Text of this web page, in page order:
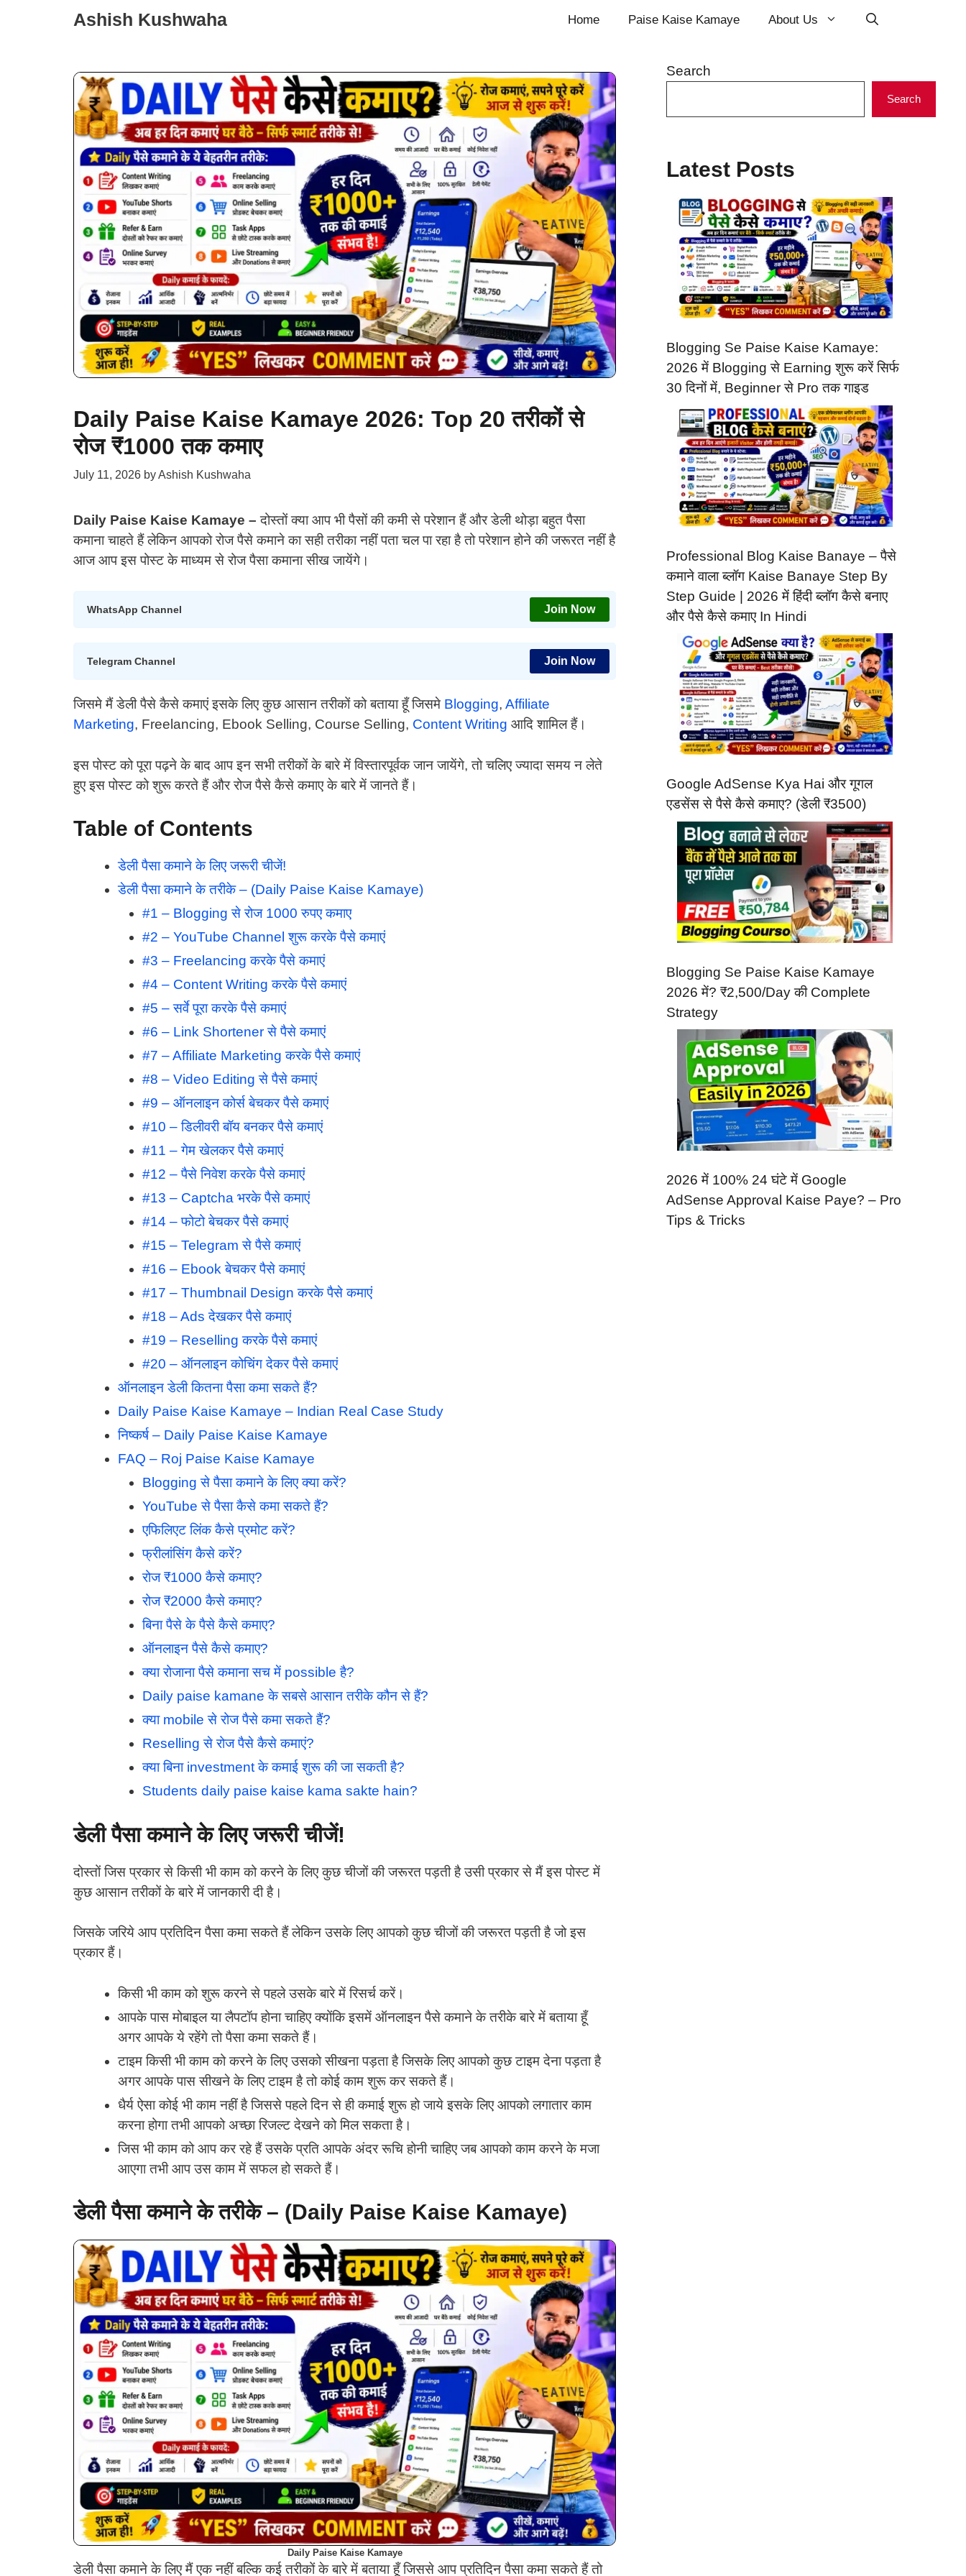
Ashish Kushwaha Home Paise Kaise Kamaye About Us
Daily Paise Kaise Kamaye 2026: Top 20 तरीकों से
रोज ₹1000 तक कमाए
July 11, 2026 byAshish Kushwaha
Daily Paise Kaise Kamaye –दोस्तों क्या आप भी पैसों की कमी से परेशान हैं और डेली थोड़ा बहुत पैसा
कमाना चाहते हैं लेकिन आपको रोज पैसे कमाने का सही तरीका नहीं पता चल पा रहा है तो परेशान होने की जरूरत नहीं है
आज आप इस पोस्ट के माध्यम से रोज पैसा कमाना सीख जायेंगे।
WhatsApp Channel Join Now
Telegram Channel Join Now
जिसमे मैं डेली पैसे कैसे कमाएं इसके लिए कुछ आसान तरीकों को बताया हूँ जिसमे Blogging, Affiliate
Marketing, Freelancing, Ebook Selling, Course Selling, Content Writing आदि शामिल हैं।
इस पोस्ट को पूरा पढ़ने के बाद आप इन सभी तरीकों के बारे में विस्तारपूर्वक जान जायेंगे, तो चलिए ज्यादा समय न लेते
हुए इस पोस्ट को शुरू करते हैं और रोज पैसे कैसे कमाए के बारे में जानते हैं।
Table of Contents
डेली पैसा कमाने के लिए जरूरी चीजें!
डेली पैसा कमाने के तरीके – (Daily Paise Kaise Kamaye)
#1 – Blogging से रोज 1000 रुपए कमाए
#2 – YouTube Channel शुरू करके पैसे कमाएं
#3 – Freelancing करके पैसे कमाएं
#4 – Content Writing करके पैसे कमाएं
#5 – सर्वे पूरा करके पैसे कमाएं
#6 – Link Shortener से पैसे कमाएं
#7 – Affiliate Marketing करके पैसे कमाएं
#8 – Video Editing से पैसे कमाएं
#9 – ऑनलाइन कोर्स बेचकर पैसे कमाएं
#10 – डिलीवरी बॉय बनकर पैसे कमाएं
#11 – गेम खेलकर पैसे कमाएं
#12 – पैसे निवेश करके पैसे कमाएं
#13 – Captcha भरके पैसे कमाएं
#14 – फोटो बेचकर पैसे कमाएं
#15 – Telegram से पैसे कमाएं
#16 – Ebook बेचकर पैसे कमाएं
#17 – Thumbnail Design करके पैसे कमाएं
#18 – Ads देखकर पैसे कमाएं
#19 – Reselling करके पैसे कमाएं
#20 – ऑनलाइन कोचिंग देकर पैसे कमाएं
ऑनलाइन डेली कितना पैसा कमा सकते हैं?
Daily Paise Kaise Kamaye – Indian Real Case Study
निष्कर्ष – Daily Paise Kaise Kamaye
FAQ – Roj Paise Kaise Kamaye
Blogging से पैसा कमाने के लिए क्या करें?
YouTube से पैसा कैसे कमा सकते हैं?
एफिलिएट लिंक कैसे प्रमोट करें?
फ्रीलांसिंग कैसे करें?
रोज ₹1000 कैसे कमाए?
रोज ₹2000 कैसे कमाए?
बिना पैसे के पैसे कैसे कमाए?
ऑनलाइन पैसे कैसे कमाए?
क्या रोजाना पैसे कमाना सच में possible है?
Daily paise kamane के सबसे आसान तरीके कौन से हैं?
क्या mobile से रोज पैसे कमा सकते हैं?
Reselling से रोज पैसे कैसे कमाएं?
क्या बिना investment के कमाई शुरू की जा सकती है?
Students daily paise kaise kama sakte hain?
डेली पैसा कमाने के लिए जरूरी चीजें!
दोस्तों जिस प्रकार से किसी भी काम को करने के लिए कुछ चीजों की जरूरत पड़ती है उसी प्रकार से मैं इस पोस्ट में
कुछ आसान तरीकों के बारे में जानकारी दी है।
जिसके जरिये आप प्रतिदिन पैसा कमा सकते हैं लेकिन उसके लिए आपको कुछ चीजों की जरूरत पड़ती है जो इस
प्रकार हैं।
किसी भी काम को शुरू करने से पहले उसके बारे में रिसर्च करें।
आपके पास मोबाइल या लैपटॉप होना चाहिए क्योंकि इसमें ऑनलाइन पैसे कमाने के तरीके बारे में बताया हूँ
अगर आपके ये रहेंगे तो पैसा कमा सकते हैं।
टाइम किसी भी काम को करने के लिए उसको सीखना पड़ता है जिसके लिए आपको कुछ टाइम देना पड़ता है
अगर आपके पास सीखने के लिए टाइम है तो कोई काम शुरू कर सकते हैं।
धैर्य ऐसा कोई भी काम नहीं है जिससे पहले दिन से ही कमाई शुरू हो जाये इसके लिए आपको लगातार काम
करना होगा तभी आपको अच्छा रिजल्ट देखने को मिल सकता है।
जिस भी काम को आप कर रहे हैं उसके प्रति आपके अंदर रूचि होनी चाहिए जब आपको काम करने के मजा
आएगा तभी आप उस काम में सफल हो सकते हैं।
डेली पैसा कमाने के तरीके – (Daily Paise Kaise Kamaye)
Daily Paise Kaise Kamaye
डेली पैसा कमाने के लिए मैं एक नहीं बल्कि कई तरीकों के बारे में बताया हूँ जिससे आप प्रतिदिन पैसा कमा सकते हैं तो
Search
Search
Latest Posts
Blogging Se Paise Kaise Kamaye:
2026 में Blogging से Earning शुरू करें सिर्फ
30 दिनों में, Beginner से Pro तक गाइड
Professional Blog Kaise Banaye – पैसे
कमाने वाला ब्लॉग Kaise Banaye Step By
Step Guide | 2026 में हिंदी ब्लॉग कैसे बनाए
और पैसे कैसे कमाए In Hindi
Google AdSense Kya Hai और गूगल
एडसेंस से पैसे कैसे कमाए? (डेली ₹3500)
Blogging Se Paise Kaise Kamaye
2026 में? ₹2,500/Day की Complete
Strategy
2026 में 100% 24 घंटे में Google
AdSense Approval Kaise Paye? – Pro
Tips & Tricks